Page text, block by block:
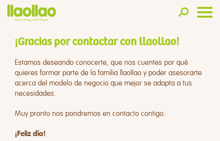
¡Gracias por contactar con llaollao!
Estamos deseando conocerte, que nos cuentes por qué
quieres formar parte de la familia llaollao y poder asesorarte
acerca del modelo de negocio que mejor se adapta a tus
necesidades.
Muy pronto nos pondremos en contacto contigo.
¡Feliz día!